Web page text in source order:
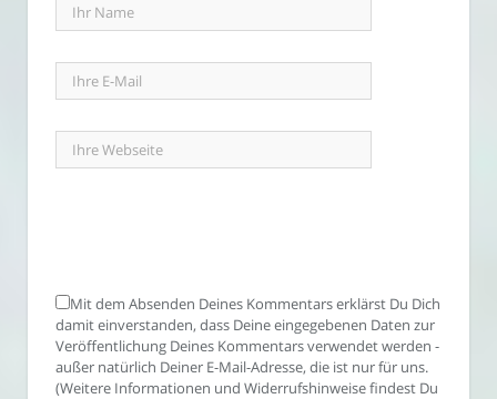
Mit dem Absenden Deines Kommentars erklärst Du Dich
damit einverstanden, dass Deine eingegebenen Daten zur
Veröffentlichung Deines Kommentars verwendet werden -
außer natürlich Deiner E-Mail-Adresse, die ist nur für uns.
(Weitere Informationen und Widerrufshinweise findest Du